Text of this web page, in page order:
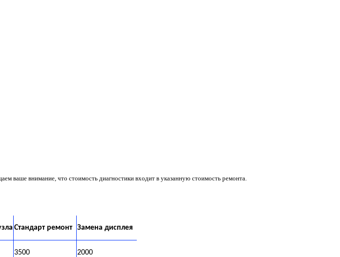
ваше внимание, что стоимость диагностики входит в указанную стоимость ремонта.
Стандарт ремонт Замена дисплея
3500 2000